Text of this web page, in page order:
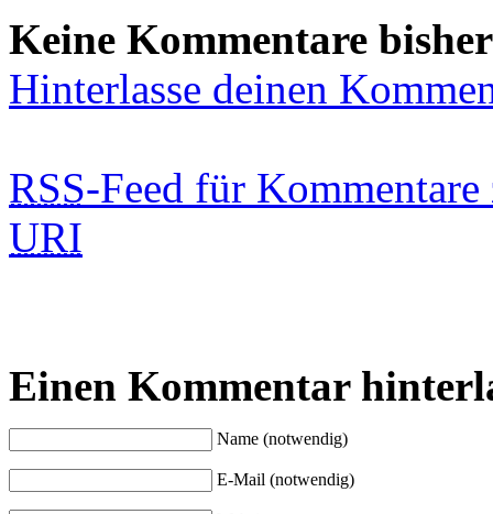
Keine Kommentare bisher
Hinterlasse deinen
RSS-Feed für
URI
Einen Kommentar
Name (notwendig)
E-Mail (notwendig)